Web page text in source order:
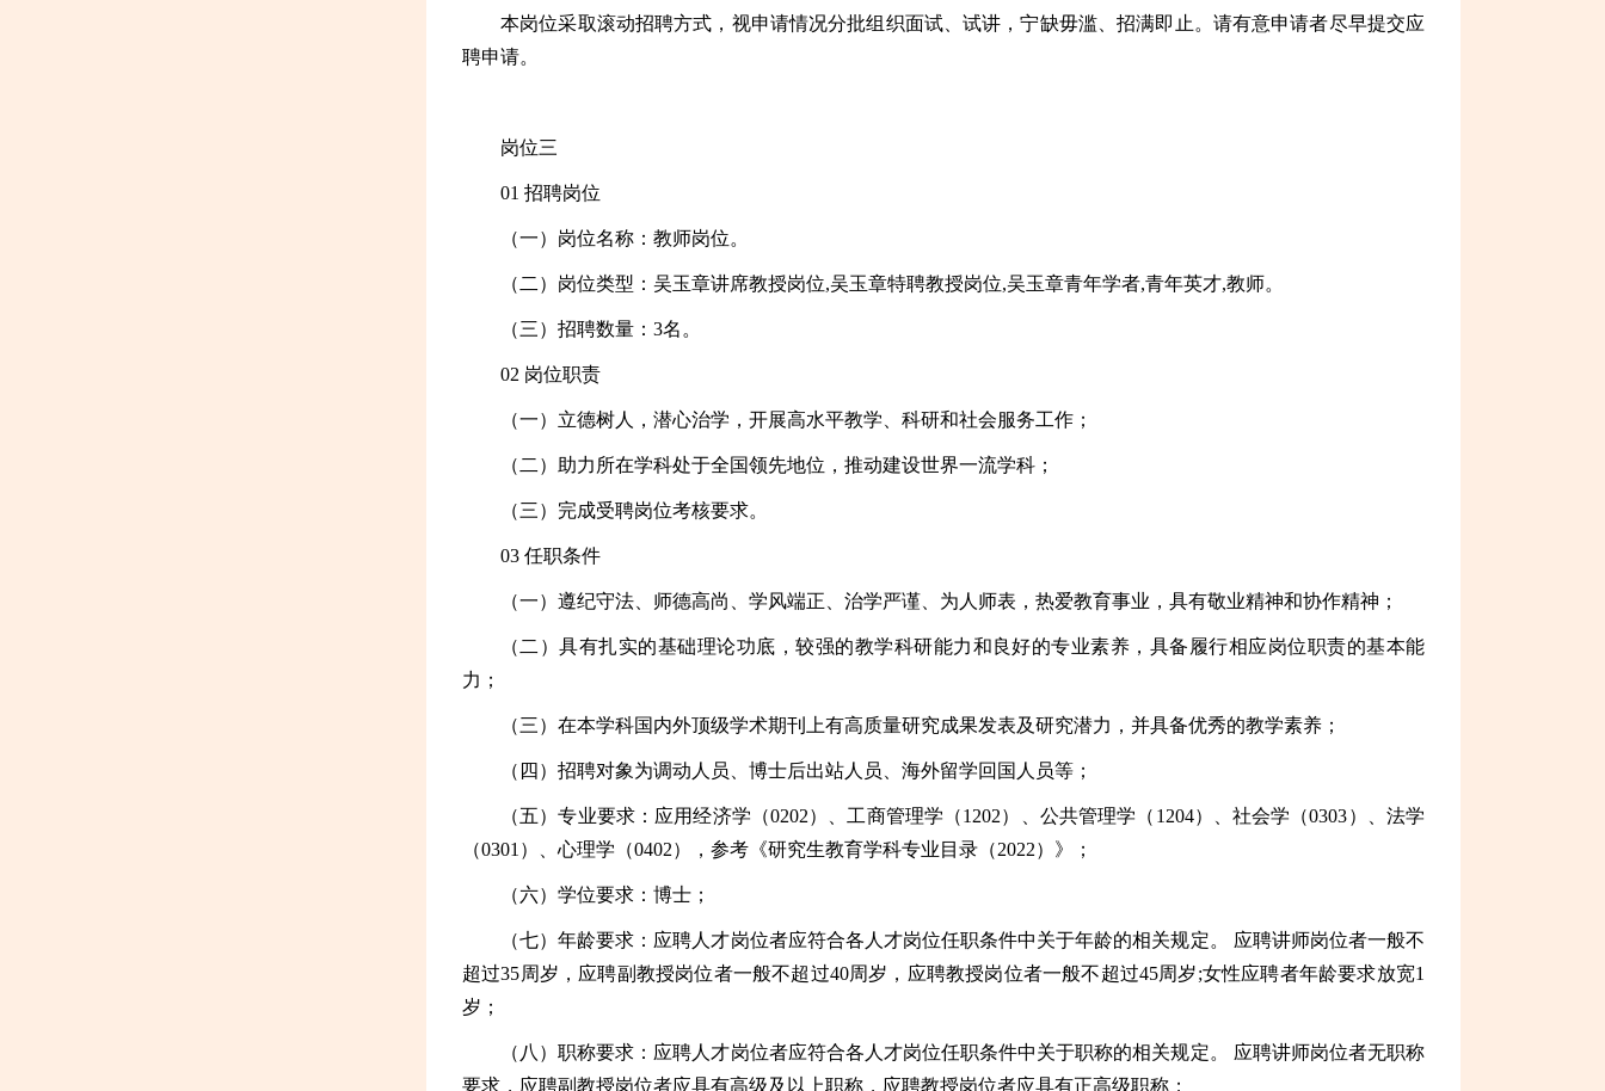
本岗位采取滚动招聘方式，视申请情况分批组织面试、试讲，宁缺毋滥、招满即止。请有意申请者尽早提交应
聘申请。
岗位三
01 招聘岗位
（一）岗位名称：教师岗位。
（二）岗位类型：吴玉章讲席教授岗位,吴玉章特聘教授岗位,吴玉章青年学者,青年英才,教师。
（三）招聘数量：3名。
02 岗位职责
（一）立德树人，潜心治学，开展高水平教学、科研和社会服务工作；
（二）助力所在学科处于全国领先地位，推动建设世界一流学科；
（三）完成受聘岗位考核要求。
03 任职条件
（一）遵纪守法、师德高尚、学风端正、治学严谨、为人师表，热爱教育事业，具有敬业精神和协作精神；
（二）具有扎实的基础理论功底，较强的教学科研能力和良好的专业素养，具备履行相应岗位职责的基本能
力；
（三）在本学科国内外顶级学术期刊上有高质量研究成果发表及研究潜力，并具备优秀的教学素养；
（四）招聘对象为调动人员、博士后出站人员、海外留学回国人员等；
（五）专业要求：应用经济学（0202）、工商管理学（1202）、公共管理学（1204）、社会学（0303）、法学
（0301）、心理学（0402），参考《研究生教育学科专业目录（2022）》；
（六）学位要求：博士；
（七）年龄要求：应聘人才岗位者应符合各人才岗位任职条件中关于年龄的相关规定。 应聘讲师岗位者一般不
超过35周岁，应聘副教授岗位者一般不超过40周岁，应聘教授岗位者一般不超过45周岁;女性应聘者年龄要求放宽1
岁；
（八）职称要求：应聘人才岗位者应符合各人才岗位任职条件中关于职称的相关规定。 应聘讲师岗位者无职称
要求，应聘副教授岗位者应具有高级及以上职称，应聘教授岗位者应具有正高级职称；